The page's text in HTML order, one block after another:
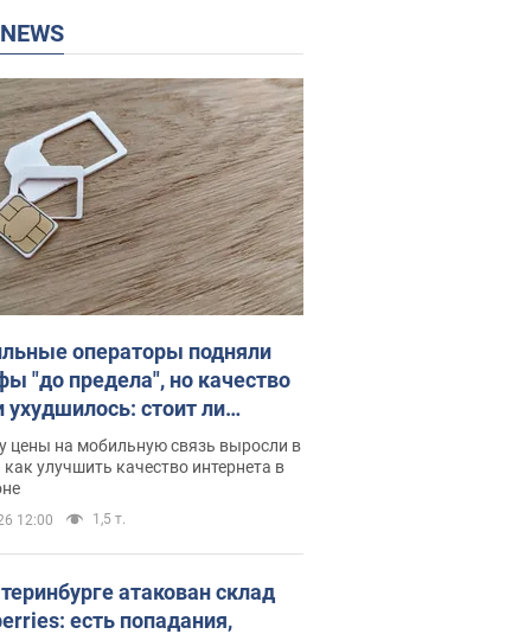
NEWS
операторы подняли
"до предела", но качество
ухудшилось: стоит ли
на цены
цены на мобильную связь выросли в
улучшить качество интернета в
12:00 1,5 т.
атакован склад
есть попадания,